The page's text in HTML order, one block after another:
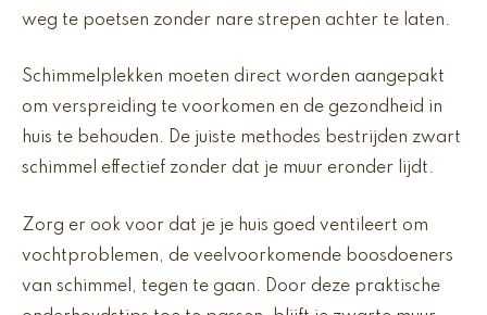
weg te poetsen zonder nare strepen achter te laten.
Schimmelplekken moeten direct worden aangepakt
om verspreiding te voorkomen en de gezondheid in
huis te behouden. De juiste methodes bestrijden zwart
schimmel effectief zonder dat je muur eronder lijdt.
Zorg er ook voor dat je je huis goed ventileert om
vochtproblemen, de veelvoorkomende boosdoeners
van schimmel, tegen te gaan. Door deze praktische